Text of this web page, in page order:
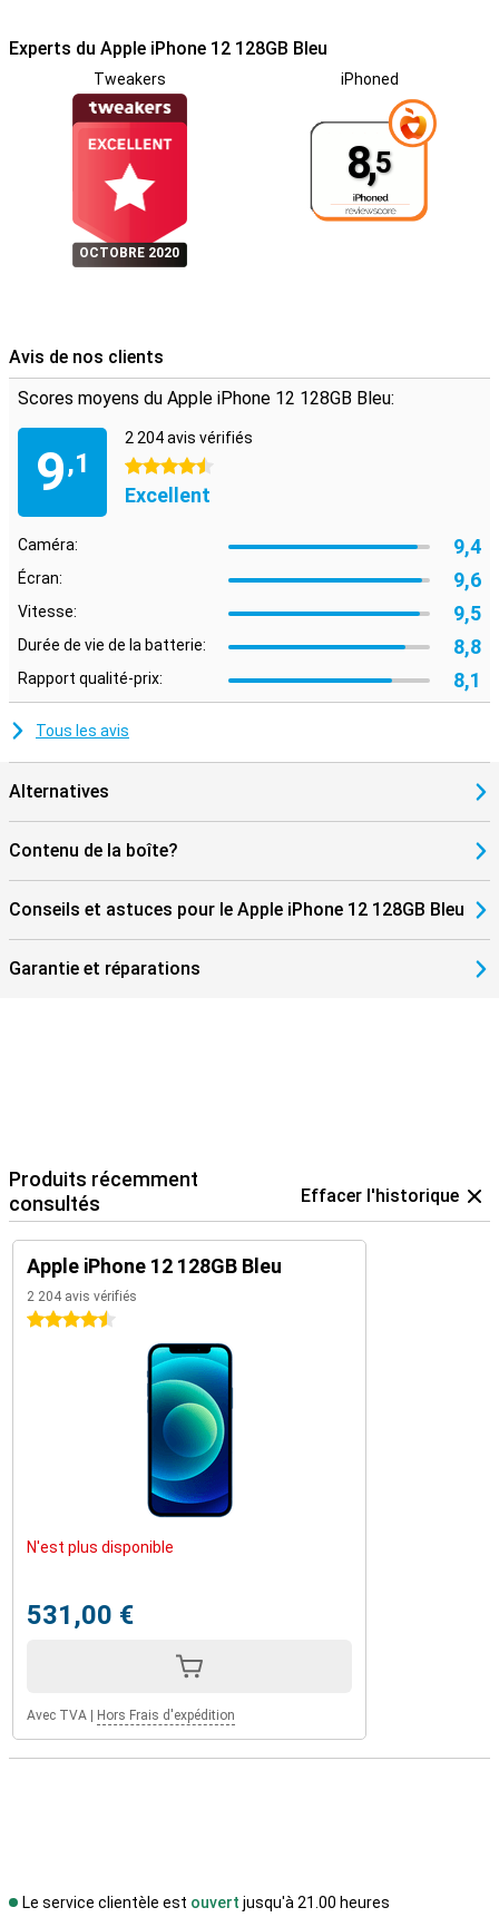
Boîtier métallique
En ce qui concerne les matériaux, Apple a choisi d'échanger le verre
contre un dos en métal. Les bords de l'appareil sont inclinés et le
dos en verre de l'iPhone 11 a fait place au métal. Cette conception
confère à l'iPhone 12 un aspect premium.
Experts du Apple iPhone 12 128GB Bleu
Tweakers
OCTOBRE 2020
iPhoned
8,5
Avis de nos clients
Scores moyens du Apple iPhone 12 128GB Bleu:
9,1
2 204 avis vérifiés
4.5 étoiles
Excellent
Caméra: 9,4
Écran: 9,6
Vitesse: 9,5
Durée de vie de la batterie: 8,8
Rapport qualité-prix: 8,1
Tous les avis
Alternatives
Contenu de la boîte?
Conseils et astuces pour le Apple iPhone 12 128GB Bleu
Garantie et réparations
Produits récemment
consultés
Effacer l'historique
Apple iPhone 12 128GB Bleu
2 204 avis vérifiés
4.5 étoiles
N'est plus disponible
531,00 €
Avec TVA Hors Frais d'expédition
Le service clientèle est ouvert jusqu'à 21.00 heures